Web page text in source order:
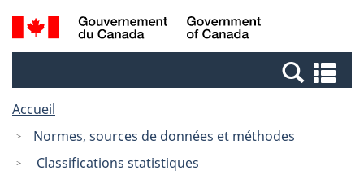
Passer
au
Passer
à
Canada
Recherche
et
et
Accueil
Normes, sources de données et méthodes
Classifications statistiques